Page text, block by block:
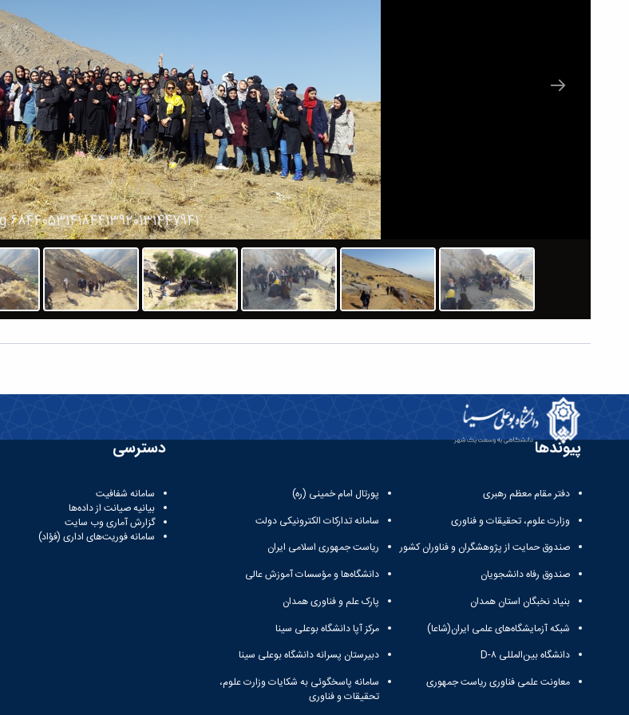
684405314184413920131447941.jpg
پیوندها
دفتر مقام معظم رهبری
وزارت علوم، تحقیقات و فناوری
صندوق حمایت از پژوهشگران و فناوران کشور
صندوق رفاه دانشجویان
بنیاد نخبگان استان همدان
شبکه آزمایشگاه‌های علمی ایران(شاعا)
دانشگاه بین‌المللی D-۸
معاونت علمی فناوری ریاست جمهوری
پورتال امام خمینی (ره)
سامانه تدارکات الکترونیکی دولت
ریاست جمهوری اسلامی ایران
دانشگاه‌ها و مؤسسات آموزش عالی
پارک علم و فناوری همدان
مرکز آپا دانشگاه بوعلی سینا
دبیرستان پسرانه دانشگاه بوعلی سینا
سامانه پاسخگوئی به شکایات وزارت علوم،
تحقیقات و فناوری
دسترسی
سامانه شفافیت
بیانیه صیانت از داده‌ها
گزارش آماری وب‌ سایت
سامانه فوریت‌های اداری (فؤاد)